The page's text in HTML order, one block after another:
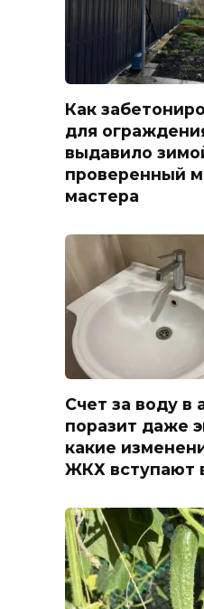
Как
для
выдавило
проверенный
мастера
Счет за воду в
поразит даже
какие
ЖКХ вступают